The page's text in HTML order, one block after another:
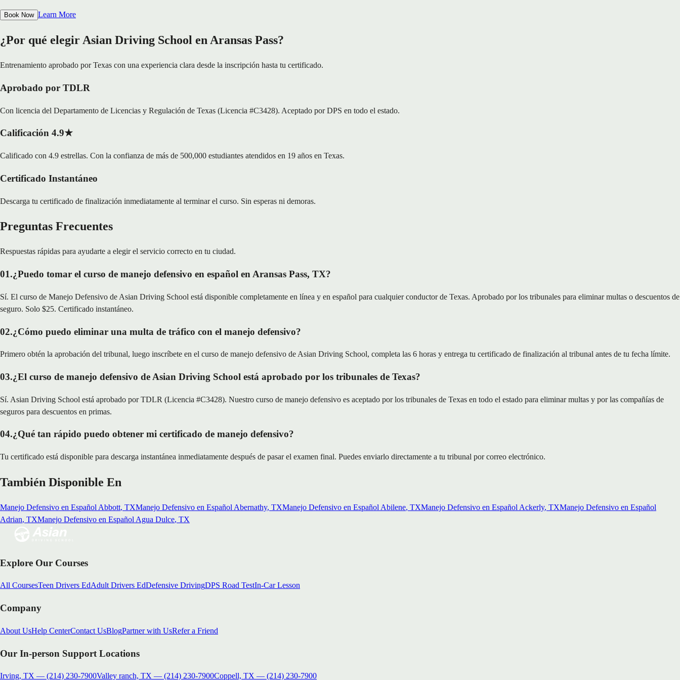
Book Now Learn More
¿Por qué elegir Asian Driving School en Aransas Pass?
Entrenamiento aprobado por Texas con una experiencia clara desde la inscripción hasta tu certificado.
Aprobado por TDLR
Con licencia del Departamento de Licencias y Regulación de Texas (Licencia #C3428). Aceptado por DPS en todo el estado.
Calificación 4.9★
Calificado con 4.9 estrellas. Con la confianza de más de 500,000 estudiantes atendidos en 19 años en Texas.
Certificado Instantáneo
Descarga tu certificado de finalización inmediatamente al terminar el curso. Sin esperas ni demoras.
Preguntas Frecuentes
Respuestas rápidas para ayudarte a elegir el servicio correcto en tu ciudad.
01.¿Puedo tomar el curso de manejo defensivo en español en Aransas Pass, TX?
Sí. El curso de Manejo Defensivo de Asian Driving School está disponible completamente en línea y en español para cualquier conductor de Texas. Aprobado por los tribunales para eliminar multas o descuentos de
seguro. Solo $25. Certificado instantáneo.
02.¿Cómo puedo eliminar una multa de tráfico con el manejo defensivo?
Primero obtén la aprobación del tribunal, luego inscríbete en el curso de manejo defensivo de Asian Driving School, completa las 6 horas y entrega tu certificado de finalización al tribunal antes de tu fecha límite.
03.¿El curso de manejo defensivo de Asian Driving School está aprobado por los tribunales de Texas?
Sí. Asian Driving School está aprobado por TDLR (Licencia #C3428). Nuestro curso de manejo defensivo es aceptado por los tribunales de Texas en todo el estado para eliminar multas y por las compañías de
seguros para descuentos en primas.
04.¿Qué tan rápido puedo obtener mi certificado de manejo defensivo?
Tu certificado está disponible para descarga instantánea inmediatamente después de pasar el examen final. Puedes enviarlo directamente a tu tribunal por correo electrónico.
También Disponible En
Manejo Defensivo en Español Abbott, TXManejo Defensivo en Español Abernathy, TXManejo Defensivo en Español Abilene, TXManejo Defensivo en Español Ackerly, TXManejo Defensivo en Español
Adrian, TXManejo Defensivo en Español Agua Dulce, TX
Explore Our Courses
All CoursesTeen Drivers EdAdult Drivers EdDefensive DrivingDPS Road TestIn-Car Lesson
Company
About UsHelp CenterContact UsBlogPartner with UsRefer a Friend
Our In-person Support Locations
Irving, TX — (214) 230-7900Valley ranch, TX — (214) 230-7900Coppell, TX — (214) 230-7900